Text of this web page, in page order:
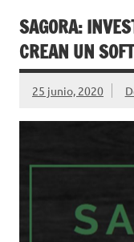
SAGORA:
CREAN UN
25 junio, 2020